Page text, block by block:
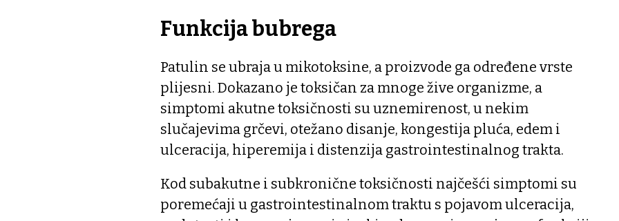
Funkcija bubrega
Patulin se ubraja u mikotoksine, a proizvode ga određene vrste
plijesni. Dokazano je toksičan za mnoge žive organizme, a
simptomi akutne toksičnosti su uznemirenost, u nekim
slučajevima grčevi, otežano disanje, kongestija pluća, edem i
ulceracija, hiperemija i distenzija gastrointestinalnog trakta.
Kod subakutne i subkronične toksičnosti najčešći simptomi su
poremećaji u gastrointestinalnom traktu s pojavom ulceracija,